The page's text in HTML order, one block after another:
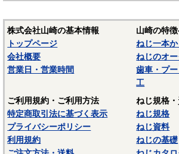
優れたポリアミドの性質を活かし組成中
に分散させ、浮遊状態にある黒鉛粒子をテ
状の黒鉛層となるよう製造されたものです
ープ変形はほとんどなく、耐クリープ性、
れておりスラストワッシャーとして各種構
いられています。
（以上はサンコーインダストリー様資料抜
表面処理：生地
表面処理を施していない、素材そのまま
株式会社山崎の基本情報
トップページ
会社概要
営業日・営業時間
山崎の特
ねじ一本か
ねじのオ
歯車・プ
工
ご利用規約・ご利用方法
特定商取引法に基づく表示
プライバシーポリシー
利用規約
ねじ規格
ねじ規格
ねじ資料
ねじの基礎